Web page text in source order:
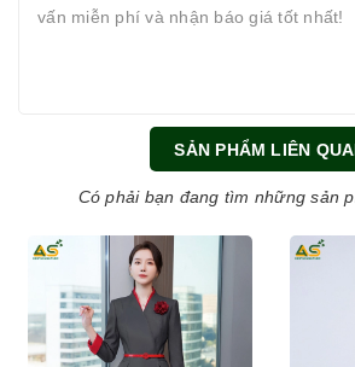
vấn miễn phí và nhận báo giá tốt nhất!
SẢN PHẨM LIÊN
Có phải bạn đang tìm những sản